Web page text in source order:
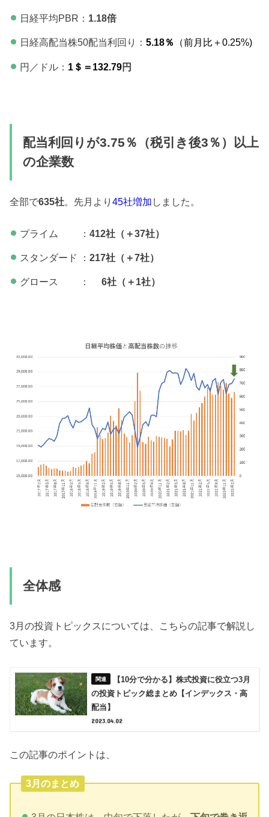
日経平均PBR： 1.18倍
日経高配当株50配当利回り： 5.18％ （前月比＋0.25%)
円／ドル： 1＄＝132.79円
配当利回りが3.75％（税引き後3％）以上
の企業数
全部で635社。先月より45社増加 しました。
プライム ： 412社（＋37社）
スタンダード ： 217社（＋7社）
グロース ： 6社（＋1社）
全体感
3月の投資トピックスについては、こちらの記事で解説し
ています。
【10分で分かる】株式投資に役立つ3月
の投資トピック総まとめ【インデックス・高
配当】
2023.04.02
この記事のポイントは、
3月のまとめ